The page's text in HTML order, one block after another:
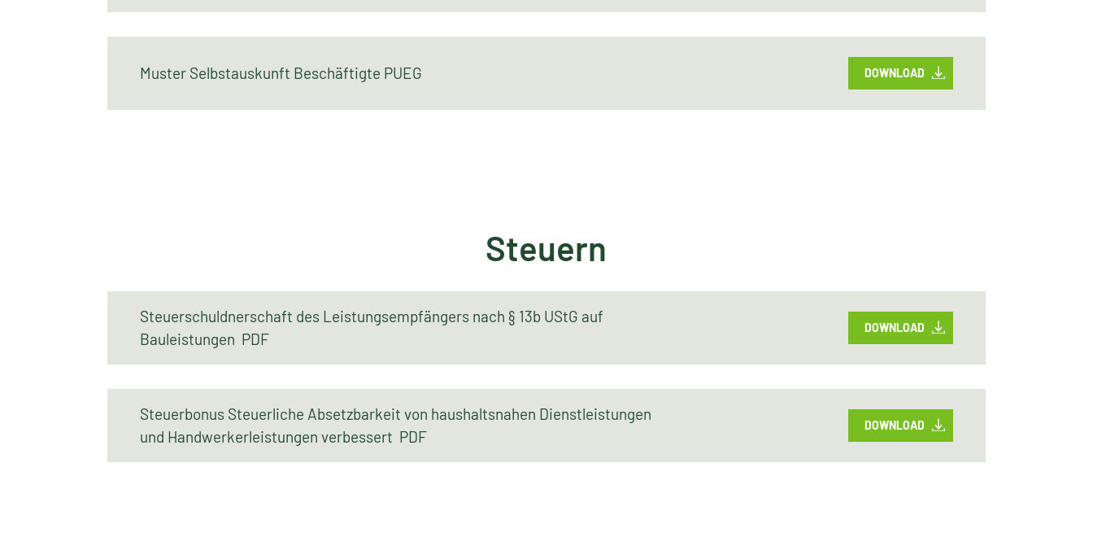
Muster Selbstauskunft Beschäftigte PUEG DOWNLOAD
Steuern
Steuerschuldnerschaft des Leistungsempfängers nach § 13b UStG auf
Bauleistungen PDF
DOWNLOAD
Steuerbonus Steuerliche Absetzbarkeit von haushaltsnahen Dienstleistungen
und Handwerkerleistungen verbessert PDF
DOWNLOAD